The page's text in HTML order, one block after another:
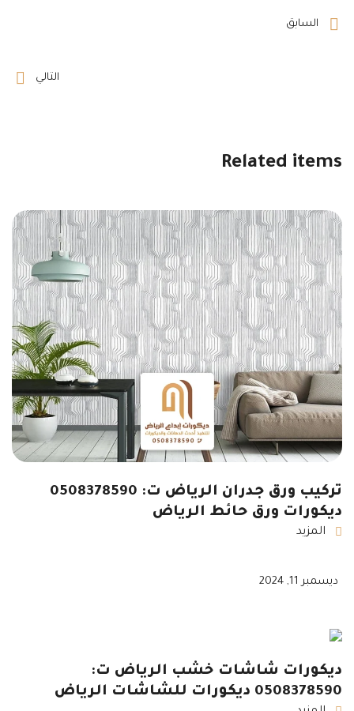
السابق
التالي
Related items
تركيب ورق جدران الرياض ت: 0508378590
ديكورات ورق حائط الرياض
المزيد
ديسمبر 11, 2024
ديكورات شاشات خشب الرياض ت:
0508378590 ديكورات للشاشات الرياض